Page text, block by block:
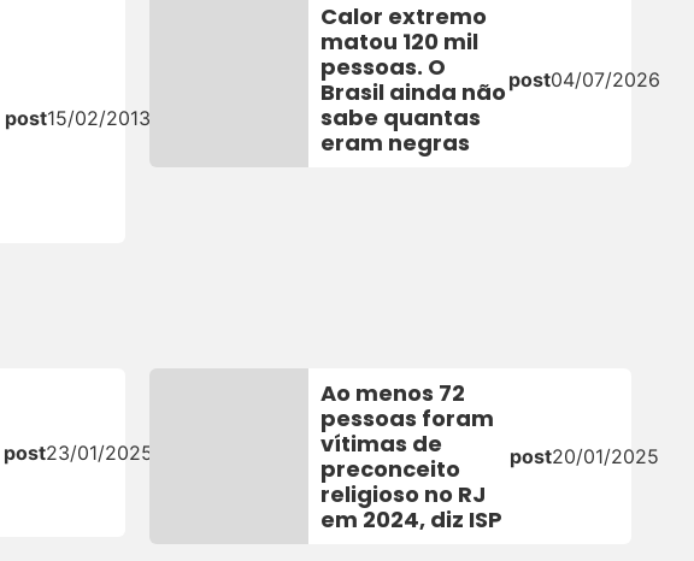
post15/02/2013
Calor extremo
matou 120 mil
pessoas. O
Brasil ainda não
sabe quantas
eram negras
post04/07/2026
post23/01/2025
Ao menos 72
pessoas foram
vítimas de
preconceito
religioso no RJ
em 2024, diz ISP
post20/01/2025